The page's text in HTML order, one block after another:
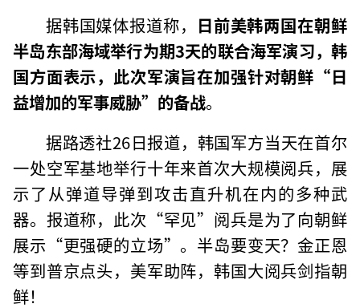
据韩国媒体报道称， 日前美韩两国在朝鲜
半岛东部海域举行为期3天的联合海军演习，韩
国方面表示，此次军演旨在加强针对朝鲜“日
益增加的军事威胁”的备战。
据路透社26日报道，韩国军方当天在首尔
一处空军基地举行十年来首次大规模阅兵，展
示了从弹道导弹到攻击直升机在内的多种武
器。报道称，此次“罕见”阅兵是为了向朝鲜
展示“更强硬的立场”。半岛要变天？金正恩
等到普京点头，美军助阵，韩国大阅兵剑指朝
鲜！